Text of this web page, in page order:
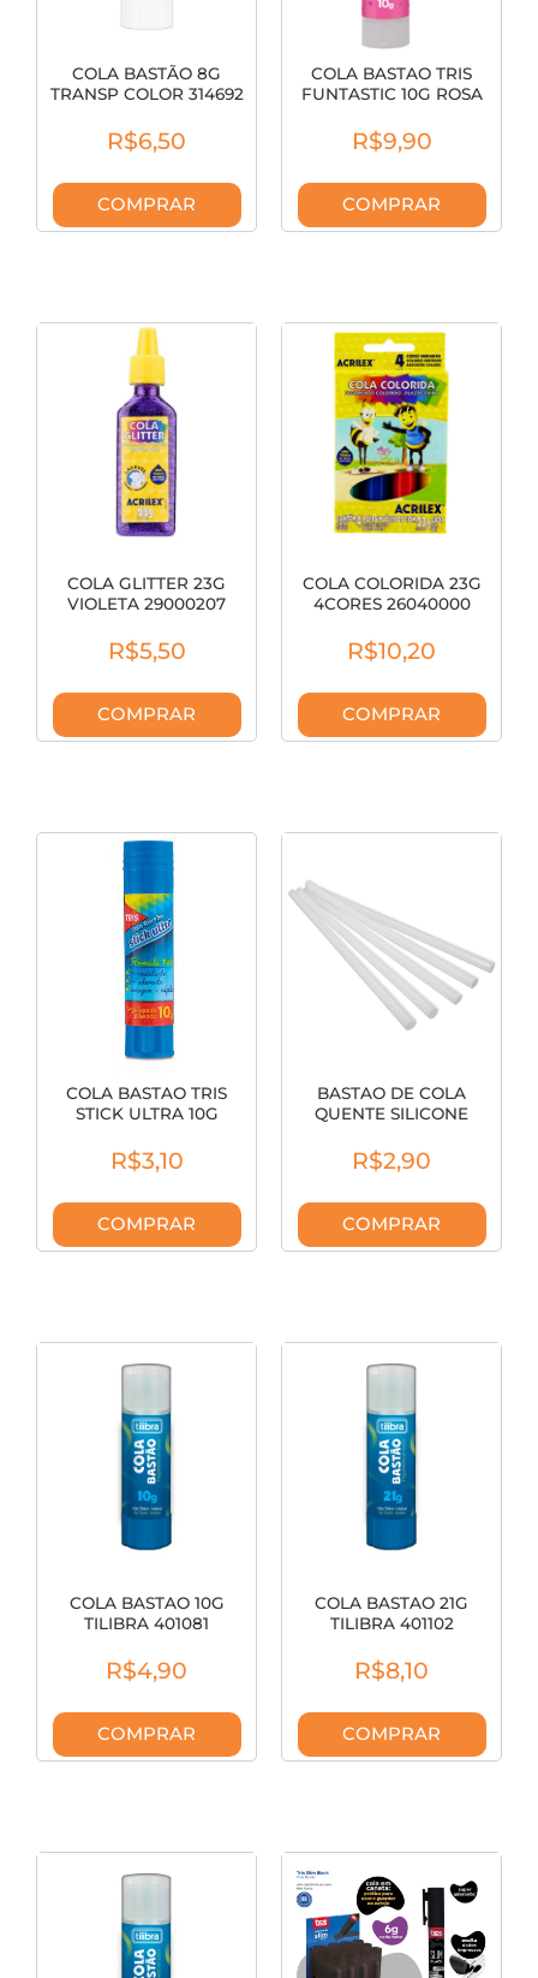
COLA BASTÃO 8G
TRANSP COLOR 314692
R$6,50
COMPRAR
COLA BASTAO TRIS
FUNTASTIC 10G ROSA
R$9,90
COMPRAR
COLA GLITTER 23G
VIOLETA 29000207
R$5,50
COMPRAR
COLA COLORIDA 23G
4CORES 26040000
R$10,20
COMPRAR
COLA BASTAO TRIS
STICK ULTRA 10G
R$3,10
COMPRAR
BASTAO DE COLA
QUENTE SILICONE
R$2,90
COMPRAR
COLA BASTAO 10G
TILIBRA 401081
R$4,90
COMPRAR
COLA BASTAO 21G
TILIBRA 401102
R$8,10
COMPRAR